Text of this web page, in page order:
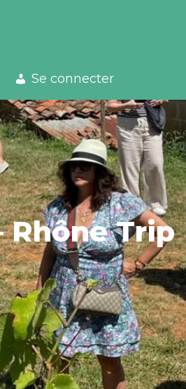
Se connecter
Rhône Trip